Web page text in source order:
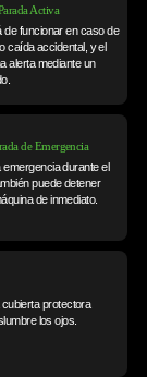
Activa
de funcionar en caso de
caída accidental, y el
alerta mediante un
de Emergencia
durante el
puede detener
de inmediato.
cubierta protectora
los ojos.